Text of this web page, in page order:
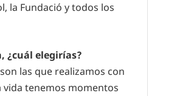
la Fundació y todos los
¿cuál elegirías?
las que realizamos con
tenemos momentos